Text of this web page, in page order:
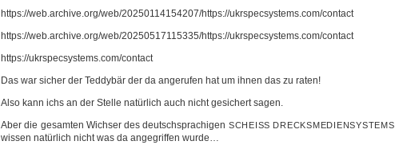
https://web.archive.org/web/20250114154207/https://ukrspecsystems.com/contact
https://web.archive.org/web/20250517115335/https://ukrspecsystems.com/contact
https://ukrspecsystems.com/contact
Das war sicher der Ted­dy­bär der da ange­ru­fen hat um ihnen das zu raten!
Also kann ichs an der Stel­le natür­lich auch nicht gesi­chert sagen.
Aber die gesam­ten Wich­ser des deutsch­spra­chi­gen SCHEISS DRECKSMEDIENSYSTEMS
wis­sen natür­lich nicht was da ange­grif­fen wurde…